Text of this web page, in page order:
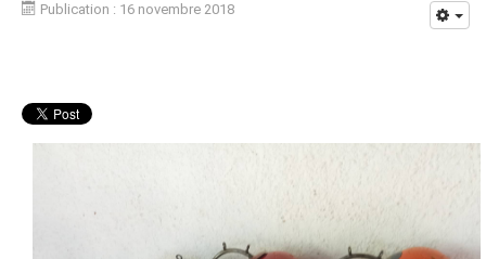
Publication : 16 novembre 2018